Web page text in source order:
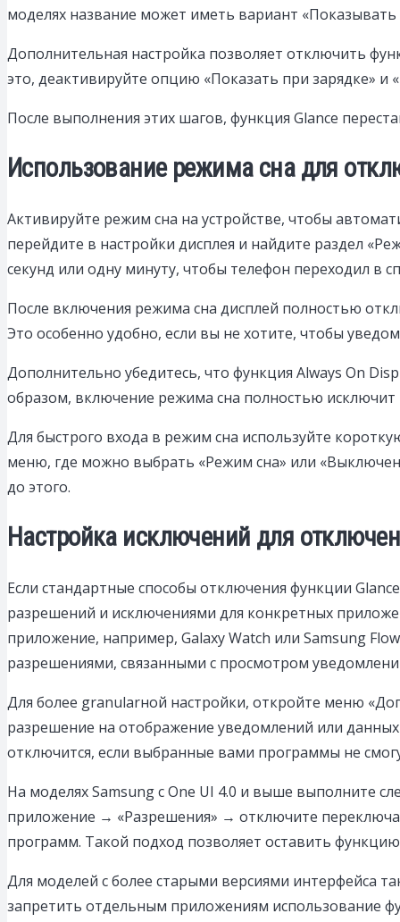
моделях название может иметь вариант
Дополнительная настройка позволяет отключить
это, деактивируйте опцию «Показать при зарядке» и
После выполнения этих шагов, функция Glance
Использование режима сна для
Активируйте режим сна на устройстве, чтобы
перейдите в настройки дисплея и найдите раздел
секунд или одну минуту, чтобы телефон переходил в
После включения режима сна дисплей полностью
Это особенно удобно, если вы не хотите, чтобы
Дополнительно убедитесь, что функция Always On
образом, включение режима сна полностью исключит
Для быстрого входа в режим сна используйте
меню, где можно выбрать «Режим сна» или
до этого.
Настройка исключений для
Если стандартные способы отключения функции
разрешений и исключениями для конкретных
приложение, например, Galaxy Watch или Samsung
разрешениями, связанными с просмотром
Для более granularной настройки, откройте меню
разрешение на отображение уведомлений или
отключится, если выбранные вами программы не
На моделях Samsung с One UI 4.0 и выше выполните
приложение → «Разрешения» → отключите
программ. Такой подход позволяет оставить
Для моделей с более старыми версиями интерфейса
запретить отдельным приложениям использование